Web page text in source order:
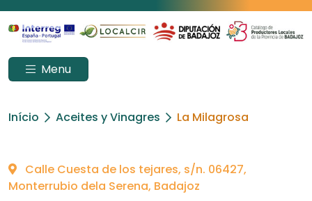
Menu
Início Aceites y Vinagres La Milagrosa
Calle Cuesta de los tejares, s/n. 06427,
Monterrubio dela Serena, Badajoz